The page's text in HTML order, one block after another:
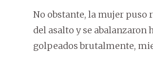
No obstante, la mujer puso
del asalto y se abalanzaron
golpeados brutalmente,